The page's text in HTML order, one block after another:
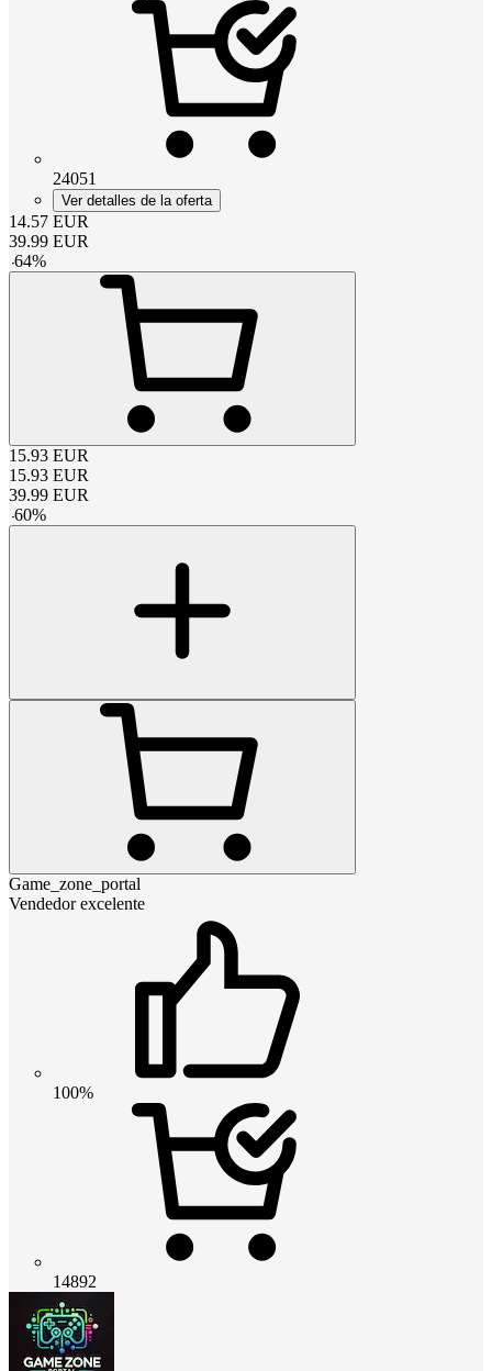
24051
Ver detalles de la oferta
14.57 EUR
39.99 EUR
-64%
15.93 EUR
15.93 EUR
39.99 EUR
-60%
Game_zone_portal
Vendedor excelente
100%
14892